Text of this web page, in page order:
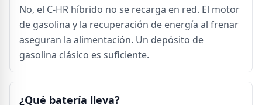
No, el C-HR híbrido no se recarga en red. El motor
de gasolina y la recuperación de energía al frenar
aseguran la alimentación. Un depósito de
gasolina clásico es suficiente.
¿Qué batería lleva?